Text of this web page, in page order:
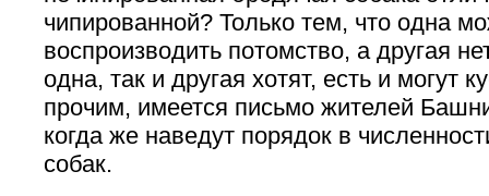
чипированной? Только тем, что одна
воспроизводить потомство, а другая
одна, так и другая хотят, есть и могут
прочим, имеется письмо жителей
когда же наведут порядок в
собак.